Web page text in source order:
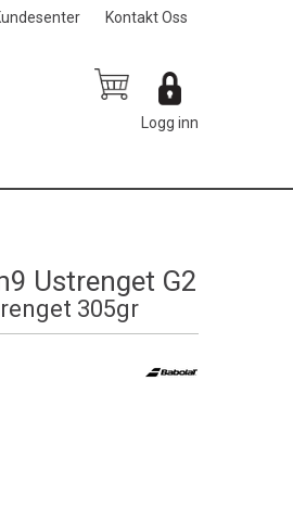
Kontakt Oss
Logg inn
Ustrenget G2
305gr